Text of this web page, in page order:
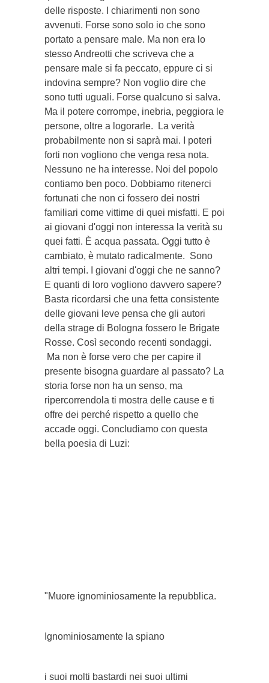
delle risposte. I chiarimenti non sono
avvenuti. Forse sono solo io che sono
portato a pensare male. Ma non era lo
stesso Andreotti che scriveva che a
pensare male si fa peccato, eppure ci si
indovina sempre? Non voglio dire che
sono tutti uguali. Forse qualcuno si salva.
Ma il potere corrompe, inebria, peggiora le
persone, oltre a logorarle. La verità
probabilmente non si saprà mai. I poteri
forti non vogliono che venga resa nota.
Nessuno ne ha interesse. Noi del popolo
contiamo ben poco. Dobbiamo ritenerci
fortunati che non ci fossero dei nostri
familiari come vittime di quei misfatti. E poi
ai giovani d'oggi non interessa la verità su
quei fatti. È acqua passata. Oggi tutto è
cambiato, è mutato radicalmente. Sono
altri tempi. I giovani d'oggi che ne sanno?
E quanti di loro vogliono davvero sapere?
Basta ricordarsi che una fetta consistente
delle giovani leve pensa che gli autori
della strage di Bologna fossero le Brigate
Rosse. Così secondo recenti sondaggi.
Ma non è forse vero che per capire il
presente bisogna guardare al passato? La
storia forse non ha un senso, ma
ripercorrendola ti mostra delle cause e ti
offre dei perché rispetto a quello che
accade oggi. Concludiamo con questa
bella poesia di Luzi:
"Muore ignominiosamente la repubblica.
Ignominiosamente la spiano
i suoi molti bastardi nei suoi ultimi